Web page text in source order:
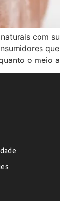
com
o meio